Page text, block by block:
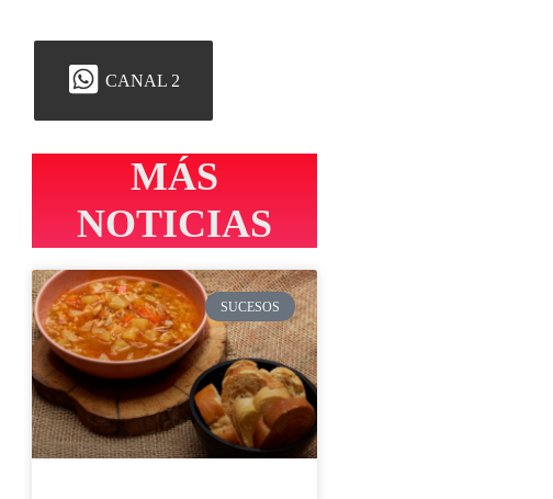
CANAL 2
MÁS
NOTICIAS
SUCESOS